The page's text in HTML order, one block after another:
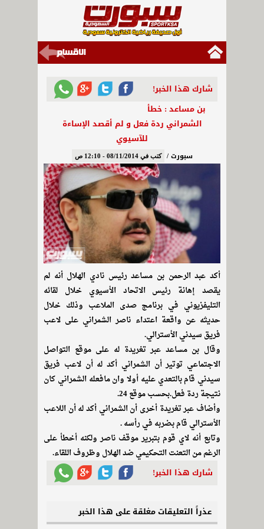
شارك هذا الخبر!
بن مساعد : خطأ
الشمراني ردة فعل و لم أقصد الإساءة
للآسيوي
سبورت / كتب في 08/11/2014 - 12:10 ص
أكد عبد الرحمن بن مساعد رئيس نادي الهلال أنه لم
يقصد إهانة رئيس الاتحاد الأسيوي خلال لقائه
التليفزيوني في برنامج صدى الملاعب وذلك خلال
حديثه عن واقعة اعتداء ناصر الشمراني على لاعب
فريق سيدني الأسترالي.
وقال بن مساعد عبر تغريدة له على موقع التواصل
الاجتماعي توتير أن الشمراني أكد له أن لاعب فريق
سيدني قام بالتعدي عليه أولا وان مافعله الشمراني كان
نتيجة ردة فعل.‬‎بحسب موقع 24.
‫وأضاف عبر تغريدة أخرى أن الشمراني أكد له أن اللاعب
‫وتابع أنه لاي قوم بتبرير موقف ناصر ولكنه أخطأ على
شارك هذا الخبر!
عذراً التعليقات مغلقة على هذا الخبر